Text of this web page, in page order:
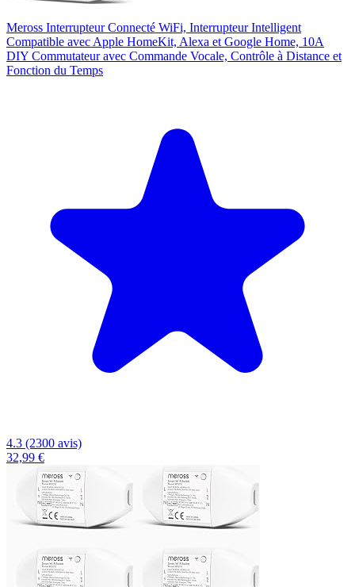
Meross Interrupteur Connecté WiFi, Interrupteur Intelligent
Compatible avec Apple HomeKit, Alexa et Google Home, 10A
DIY Commutateur avec Commande Vocale, Contrôle à Distance et
Fonction du Temps
4.3 (2300 avis)
32,99 €